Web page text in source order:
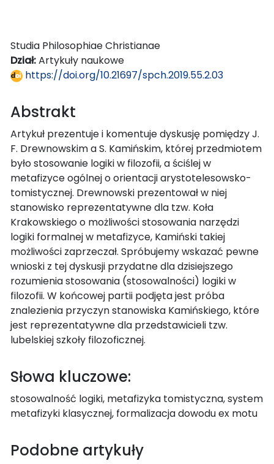
Studia Philosophiae Christianae
Dział:Artykuły naukowe
https://doi.org/10.21697/spch.2019.55.2.03
Abstrakt
Artykuł prezentuje i komentuje dyskusję pomiędzy J.
F. Drewnowskim a S. Kamińskim, której przedmiotem
było stosowanie logiki w filozofii, a ściślej w
metafizyce ogólnej o orientacji arystotelesowsko-
tomistycznej. Drewnowski prezentował w niej
stanowisko reprezentatywne dla tzw. Koła
Krakowskiego o możliwości stosowania narzędzi
logiki formalnej w metafizyce, Kamiński takiej
możliwości zaprzeczał. Spróbujemy wskazać pewne
wnioski z tej dyskusji przydatne dla dzisiejszego
rozumienia stosowania (stosowalności) logiki w
filozofii. W końcowej partii podjęta jest próba
znalezienia przyczyn stanowiska Kamińskiego, które
jest reprezentatywne dla przedstawicieli tzw.
lubelskiej szkoły filozoficznej.
Słowa kluczowe:
stosowalność logiki, metafizyka tomistyczna, system
metafizyki klasycznej, formalizacja dowodu ex motu
Podobne artykuły